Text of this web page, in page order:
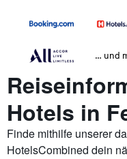
… und
Hotels in
Finde mithilfe unserer
HotelsCombined dein